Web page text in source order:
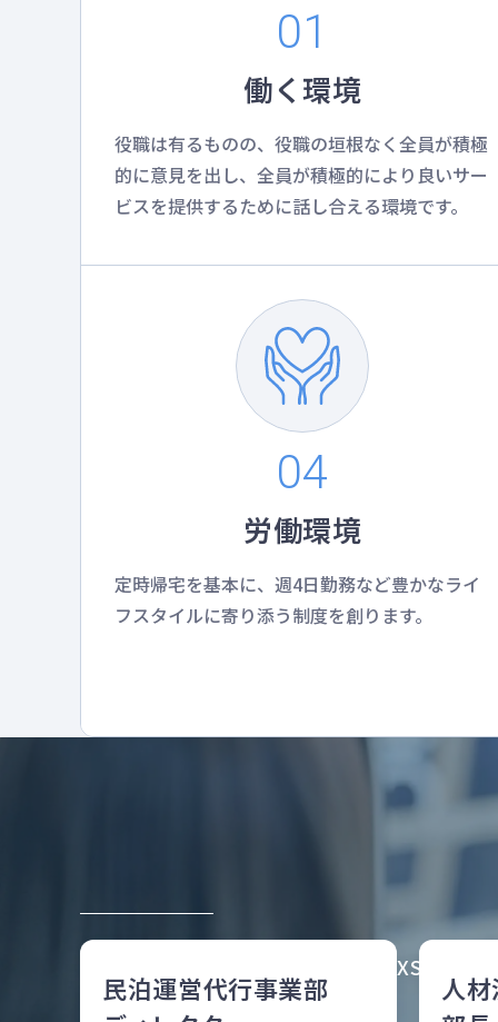
働く環境
役職は有るものの、役職の垣根なく全員が積極
的に意見を出し、全員が積極的により良いサー
ビスを提供するために話し合える環境です。
労働環境
定時帰宅を基本に、週4日勤務など豊かなライ
フスタイルに寄り添う制度を創ります。
NEXSIAで
年
民泊運営代行事業部
人